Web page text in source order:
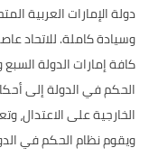
دولة الإمارات العربية
وسيادة كاملة. للاتحاد
كافة إمارات الدولة
الحكم في الدولة إلى
الخارجية على الاعتدال،
ويقوم نظام الحكم في